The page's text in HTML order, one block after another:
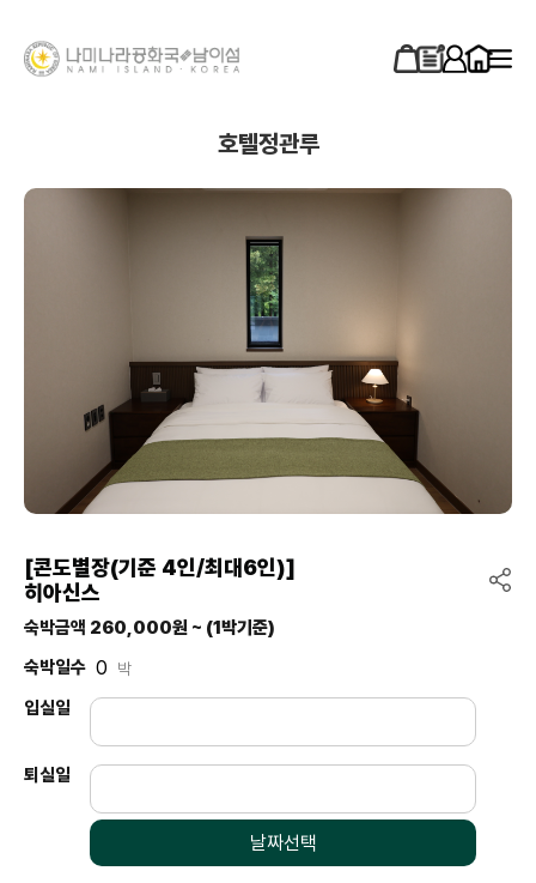
호텔정관루
[콘도별장(기준 4인/최대6인)]
히아신스
숙박금액 260,000원 ~ (1박기준)
숙박일수
박
입실일
퇴실일
날짜선택